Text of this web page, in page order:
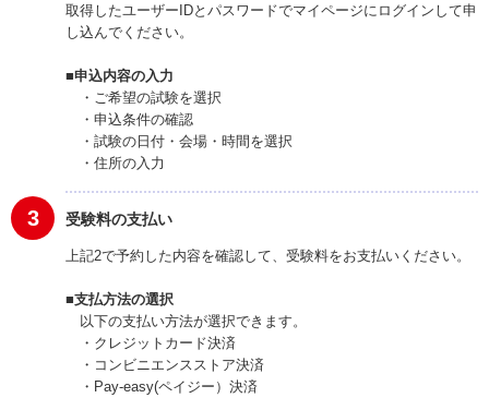
取得したユーザーIDとパスワードでマイページにログインして申
し込んでください。
■申込内容の入力
・ご希望の試験を選択
・申込条件の確認
・試験の日付・会場・時間を選択
・住所の入力
3 受験料の支払い
上記2で予約した内容を確認して、受験料をお支払いください。
■支払方法の選択
以下の支払い方法が選択できます。
・クレジットカード決済
・コンビニエンスストア決済
・Pay-easy(ペイジー）決済